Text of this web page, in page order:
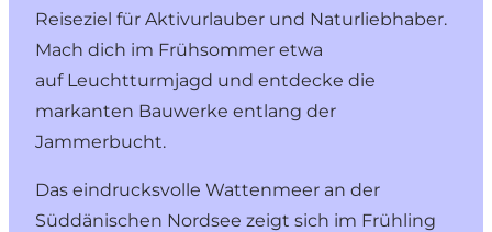
Reiseziel für Aktivurlauber und Naturliebhaber.
Mach dich im Frühsommer etwa
auf Leuchtturmjagd und entdecke die
markanten Bauwerke entlang der
Jammerbucht.
Das eindrucksvolle Wattenmeer an der
Süddänischen Nordsee zeigt sich im Frühling